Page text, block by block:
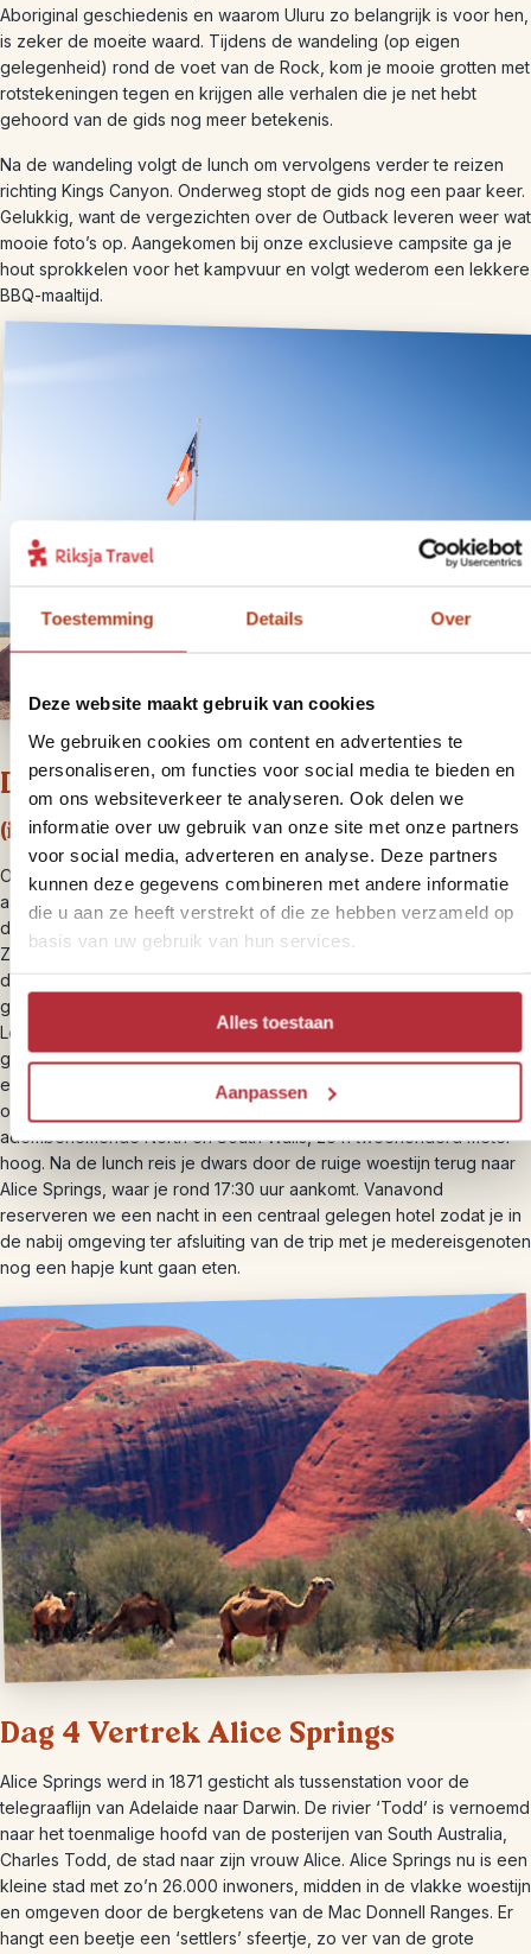
Toestemming Details Over
Deze website maakt gebruik van cookies
We gebruiken cookies om content en advertenties te
personaliseren, om functies voor social media te bieden en
om ons websiteverkeer te analyseren. Ook delen we
informatie over uw gebruik van onze site met onze partners
voor social media, adverteren en analyse. Deze partners
kunnen deze gegevens combineren met andere informatie
die u aan ze heeft verstrekt of die ze hebben verzameld op
basis van uw gebruik van hun services.
Alles toestaan
Aanpassen
Aboriginal geschiedenis en waarom Uluru zo belangrijk is voor hen,
is zeker de moeite waard. Tijdens de wandeling (op eigen
gelegenheid) rond de voet van de Rock, kom je mooie grotten met
rotstekeningen tegen en krijgen alle verhalen die je net hebt
gehoord van de gids nog meer betekenis.
Na de wandeling volgt de lunch om vervolgens verder te reizen
richting Kings Canyon. Onderweg stopt de gids nog een paar keer.
Gelukkig, want de vergezichten over de Outback leveren weer wat
mooie foto’s op. Aangekomen bij onze exclusieve campsite ga je
hout sprokkelen voor het kampvuur en volgt wederom een lekkere
BBQ-maaltijd.
Dag 3 Kings Canyon – Alice Springs
(inclusief ontbijt/lunch)
Omdat je vlakbij slaapt en vroeg vertrekt, heb je vóór de hitte en
aankomst van andere reizigers al een stuk in stilte gelopen langs
de steile wanden van de diepe Kings Canyon kloof.
Zo’n vier uur wandel je, eerst omhoog, dan over de kam en daarna
daal je af langs de pastelkleurige zandstenen wanden. Je ziet bizar
gevormde rotsformaties met namen als ‘het Amfitheater’ en ‘The
Lost City’. Ze lijken wel op de ruïnes van een verloren stad. Er
groeien vele soorten planten, waaronder zeldzame varens. Aan het
eind kom je in de groene ‘Garden of Eden’. Een kleine, omsloten
oase met varens en een poel midden in de woestijn. Ook zie je de
adembenemende North en South Walls, zo’n tweehonderd meter
hoog. Na de lunch reis je dwars door de ruige woestijn terug naar
Alice Springs, waar je rond 17:30 uur aankomt. Vanavond
reserveren we een nacht in een centraal gelegen hotel zodat je in
de nabij omgeving ter afsluiting van de trip met je medereisgenoten
nog een hapje kunt gaan eten.
Dag 4 Vertrek Alice Springs
Alice Springs werd in 1871 gesticht als tussenstation voor de
telegraaflijn van Adelaide naar Darwin. De rivier ‘Todd’ is vernoemd
naar het toenmalige hoofd van de posterijen van South Australia,
Charles Todd, de stad naar zijn vrouw Alice. Alice Springs nu is een
kleine stad met zo’n 26.000 inwoners, midden in de vlakke woestijn
en omgeven door de bergketens van de Mac Donnell Ranges. Er
hangt een beetje een ‘settlers’ sfeertje, zo ver van de grote